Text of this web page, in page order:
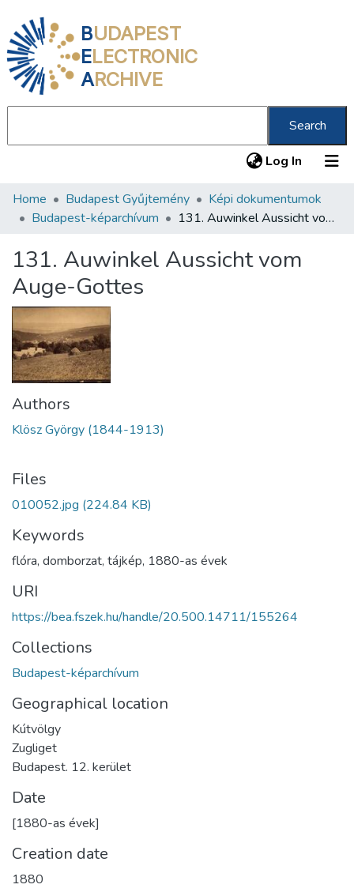
BUDAPEST
ELECTRONIC
ARCHIVE
Search
Log In (current)
Communities & Collections
Statistics
About us
Home Budapest Gyűjtemény
Képi dokumentumok
Budapest-képarchívum
131. Auwinkel Aussicht vom Auge-Gottes
131. Auwinkel Aussicht vom
Auge-Gottes
Authors
Klösz György (1844-1913)
Files
010052.jpg (224.84 KB)
Keywords
flóra, domborzat, tájkép, 1880-as évek
URI
https://bea.fszek.hu/handle/20.500.14711/155264
Collections
Budapest-képarchívum
Geographical location
Kútvölgy
Zugliget
Budapest. 12. kerület
Date
[1880-as évek]
Creation date
1880